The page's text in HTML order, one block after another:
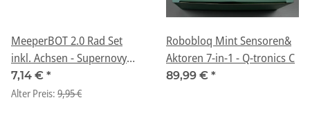
MeeperBOT 2.0 Rad Set
inkl. Achsen - Supernovy
Yellow
7,14 € *
Alter Preis: 9,95 €
Robobloq Mint Sensoren&
Aktoren 7-in-1 - Q-tronics C
89,99 € *